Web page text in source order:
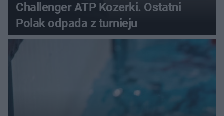
Challenger ATP Kozerki. Ostatni
Polak odpada z turnieju